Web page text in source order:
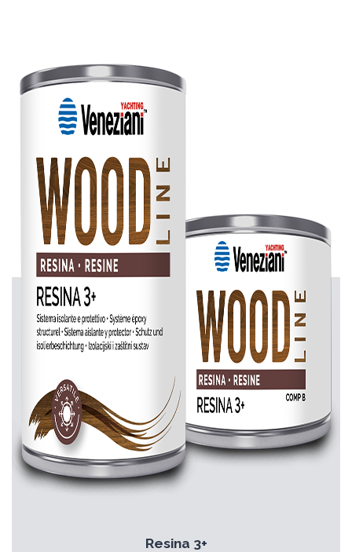
Resina 3+